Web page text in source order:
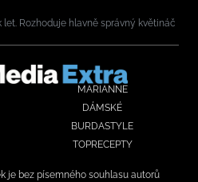
Rozhoduje hlavně správný květináč
MARIANNE
DÁMSKÉ
BURDASTYLE
TOPRECEPTY
je bez písemného souhlasu autorů